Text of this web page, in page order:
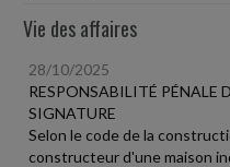
Vie des affaires
28/10/2025
RESPONSABILITÉ PÉNALE
SIGNATURE
Selon le code de la
constructeur d'une maison